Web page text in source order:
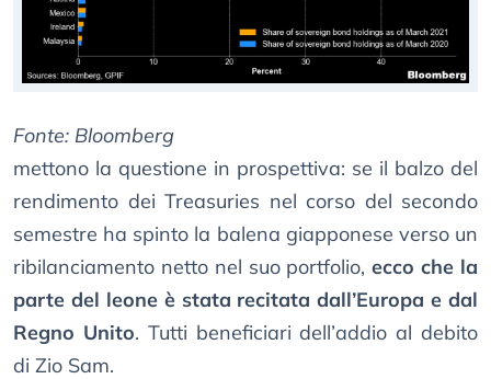
Fonte: Bloomberg
mettono la questione in prospettiva: se il balzo del
rendimento dei Treasuries nel corso del secondo
semestre ha spinto la balena giapponese verso un
ribilanciamento netto nel suo portfolio,ecco che la
parte del leone è stata recitata dall’Europa e dal
Regno Unito. Tutti beneficiari dell’addio al debito
di Zio Sam.